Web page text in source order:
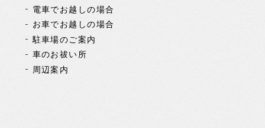
電車でお越しの場合
お車でお越しの場合
駐車場のご案内
車のお祓い所
周辺案内